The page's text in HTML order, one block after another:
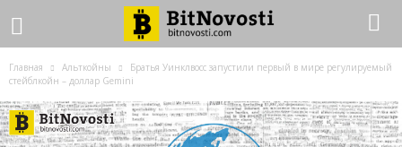
Главная Альткойны
Братья Уинклвосс запустили первый в мире регулируемый
стейблкойн – доллар Gemini